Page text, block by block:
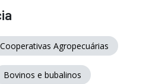
Cooperativas Agropecuárias
Bovinos e bubalinos